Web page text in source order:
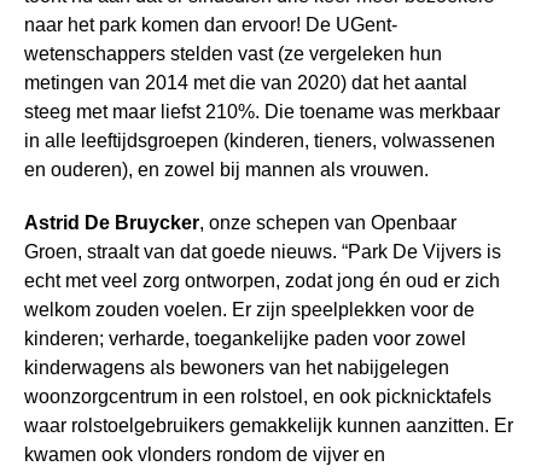
naar het park komen dan ervoor! De UGent-
wetenschappers stelden vast (ze vergeleken hun
metingen van 2014 met die van 2020) dat het aantal
steeg met maar liefst 210%. Die toename was merkbaar
in alle leeftijdsgroepen (kinderen, tieners, volwassenen
en ouderen), en zowel bij mannen als vrouwen.
Astrid De Bruycker, onze schepen van Openbaar
Groen, straalt van dat goede nieuws. “Park De Vijvers is
echt met veel zorg ontworpen, zodat jong én oud er zich
welkom zouden voelen. Er zijn speelplekken voor de
kinderen; verharde, toegankelijke paden voor zowel
kinderwagens als bewoners van het nabijgelegen
woonzorgcentrum in een rolstoel, en ook picknicktafels
waar rolstoelgebruikers gemakkelijk kunnen aanzitten. Er
kwamen ook vlonders rondom de vijver en